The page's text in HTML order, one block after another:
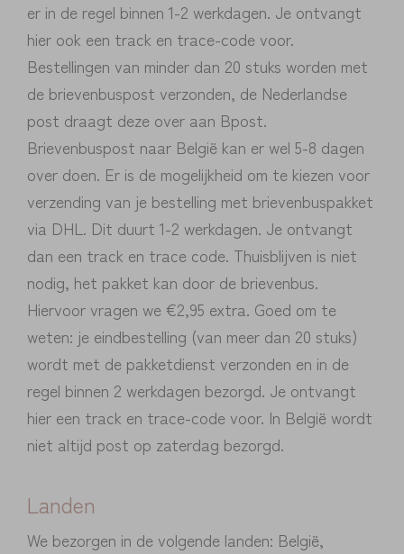
er in de regel binnen 1-2 werkdagen. Je ontvangt
hier ook een track en trace-code voor.
Bestellingen van minder dan 20 stuks worden met
de brievenbuspost verzonden, de Nederlandse
post draagt deze over aan Bpost.
Brievenbuspost naar België kan er wel 5-8 dagen
over doen. Er is de mogelijkheid om te kiezen voor
verzending van je bestelling met brievenbuspakket
via DHL. Dit duurt 1-2 werkdagen. Je ontvangt
dan een track en trace code. Thuisblijven is niet
nodig, het pakket kan door de brievenbus.
Hiervoor vragen we €2,95 extra. Goed om te
weten: je eindbestelling (van meer dan 20 stuks)
wordt met de pakketdienst verzonden en in de
regel binnen 2 werkdagen bezorgd. Je ontvangt
hier een track en trace-code voor. In België wordt
niet altijd post op zaterdag bezorgd.
Landen
We bezorgen in de volgende landen: België,